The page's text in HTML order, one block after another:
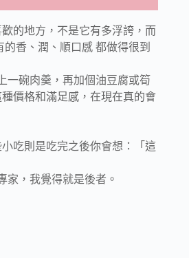
的地方，不是它有多浮誇，而
香、潤、順口感 都做得很到
一碗肉羹，再加個油豆腐或筍
價格和滿足感，在現在真的會
吃則是吃完之後你會想：「這
家，我覺得就是後者。